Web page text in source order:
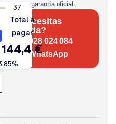
garantía oficial.
¿Necesitas
ayuda?
928 024 084
WhatsApp